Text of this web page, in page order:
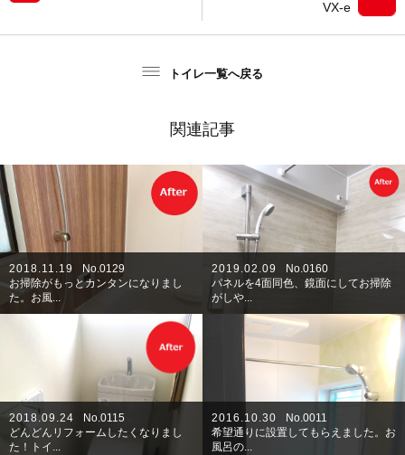
VX-e
トイレ一覧へ戻る
関連記事
2018.11.19
No.0129
お掃除がもっとカンタンになりまし
た。お風...
2019.02.09
No.0160
パネルを4面同色、鏡面にしてお掃除
がしや...
2018.09.24
No.0115
どんどんリフォームしたくなりまし
た！トイ...
2016.10.30
No.0011
希望通りに設置してもらえました。お
風呂の...